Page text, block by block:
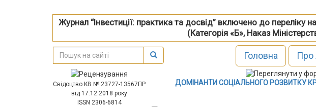
Журнал “Інвестиції: практика та досвід” включено до
(Категорія «Б», Наказ
Головна Про
Свідоцтво КВ № 23727-13567ПР
від 17.12.2018 року
ISSN 2306-6814
ДОМІНАНТИ СОЦІАЛЬНОГО РОЗВИТКУ